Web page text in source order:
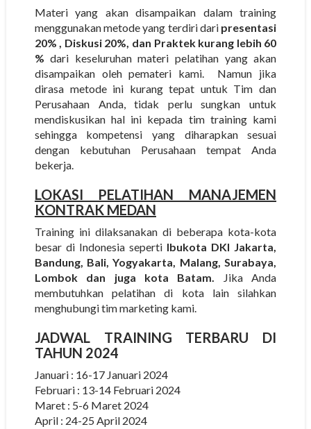
Materi yang akan disampaikan dalam training
menggunakan metode yang terdiri dari presentasi
20% , Diskusi 20%, dan Praktek kurang lebih 60
% dari keseluruhan materi pelatihan yang akan
disampaikan oleh pemateri kami. Namun jika
dirasa metode ini kurang tepat untuk Tim dan
Perusahaan Anda, tidak perlu sungkan untuk
mendiskusikan hal ini kepada tim training kami
sehingga kompetensi yang diharapkan sesuai
dengan kebutuhan Perusahaan tempat Anda
bekerja.
LOKASI PELATIHAN MANAJEMEN
KONTRAK MEDAN
Training ini dilaksanakan di beberapa kota-kota
besar di Indonesia seperti Ibukota DKI Jakarta,
Bandung, Bali, Yogyakarta, Malang, Surabaya,
Lombok dan juga kota Batam. Jika Anda
membutuhkan pelatihan di kota lain silahkan
menghubungi tim marketing kami.
JADWAL TRAINING TERBARU DI
TAHUN 2024
Januari : 16-17 Januari 2024
Februari : 13-14 Februari 2024
Maret : 5-6 Maret 2024
April : 24-25 April 2024